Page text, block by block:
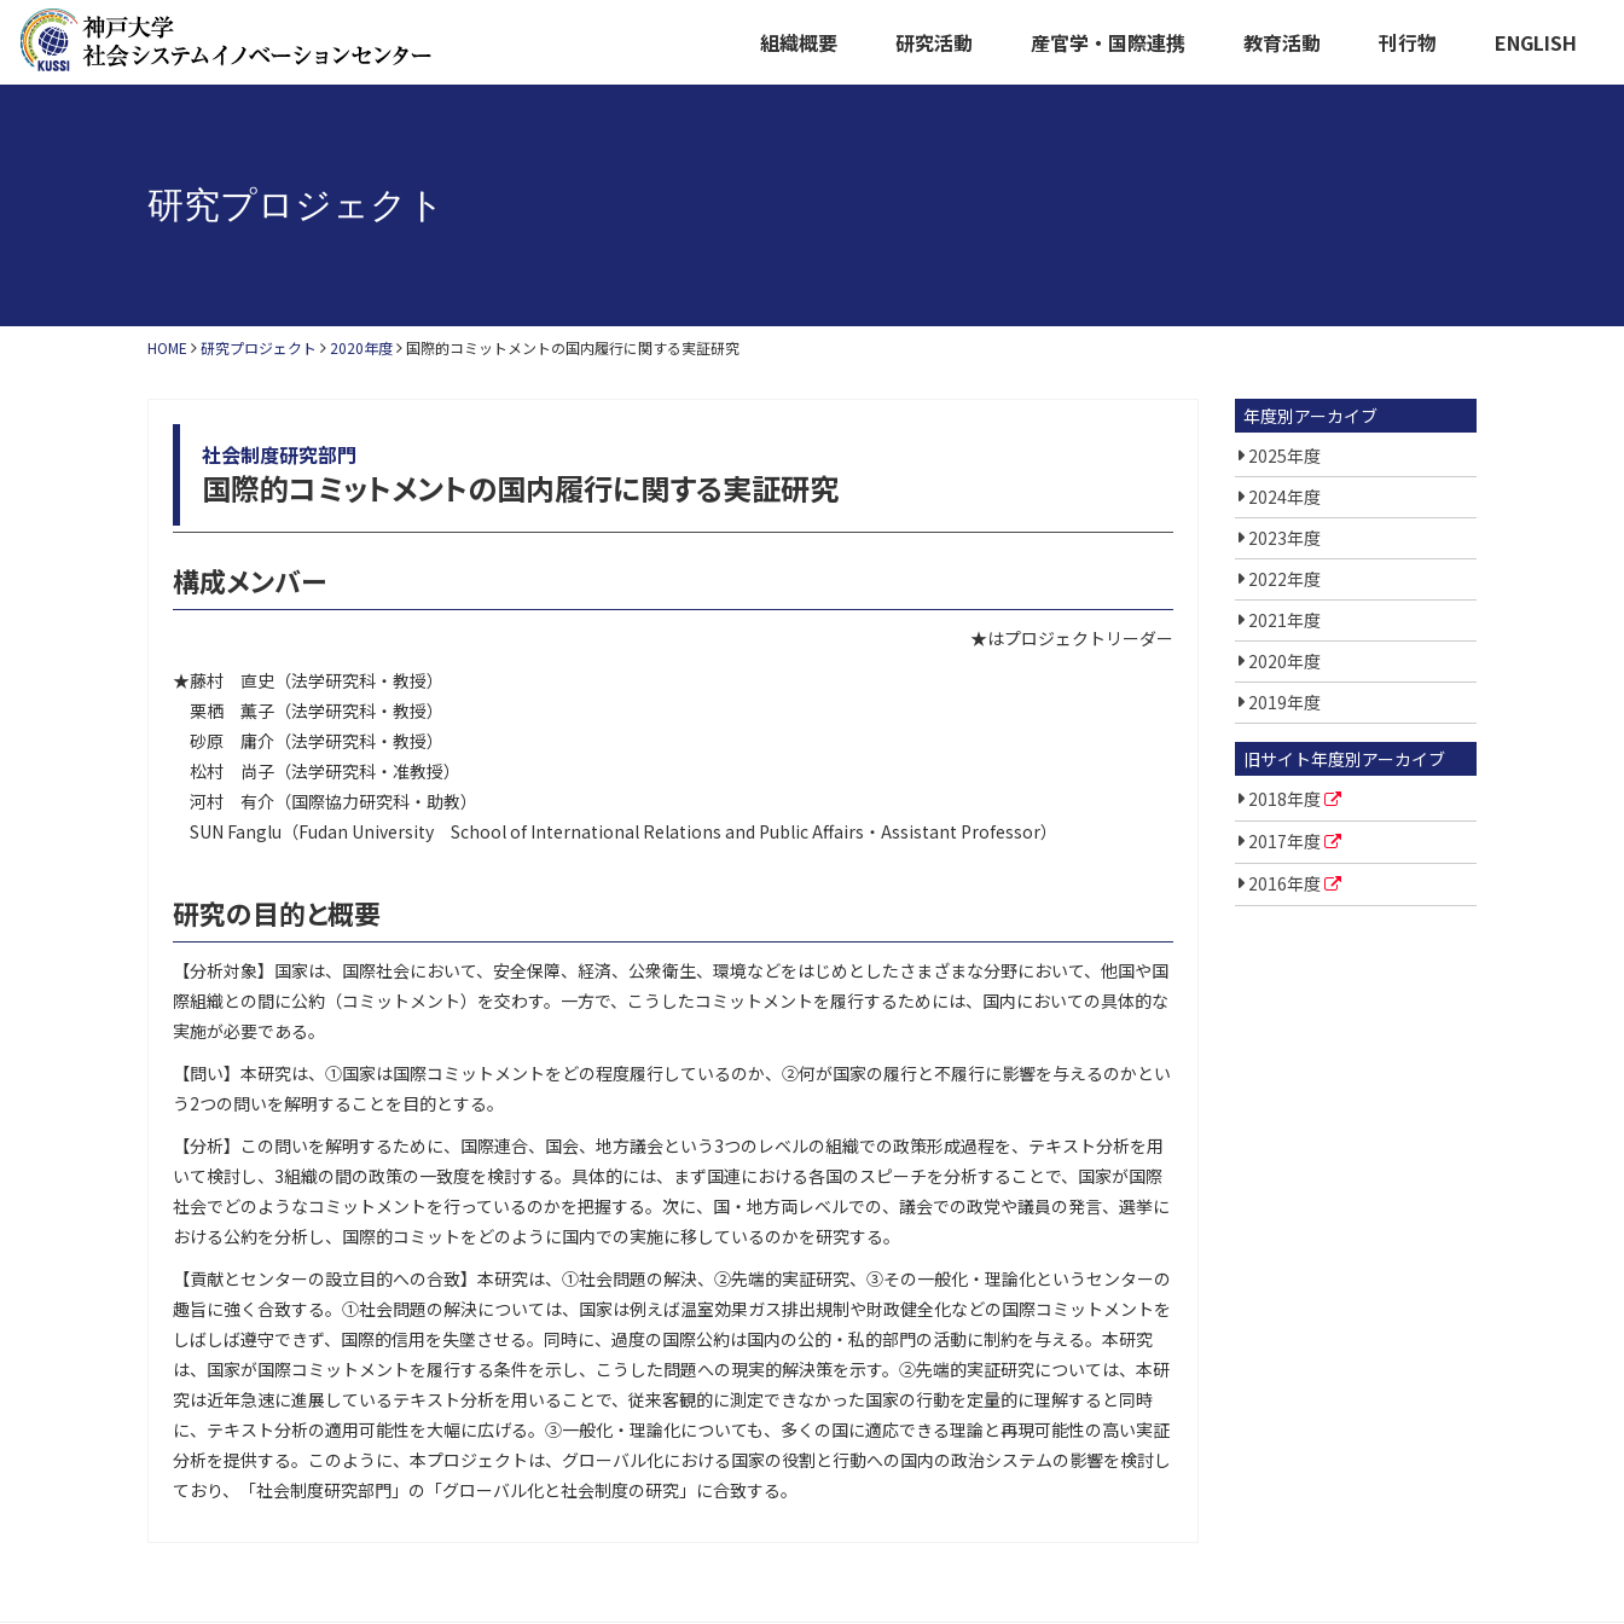
組織概要 研究活動 産官学・国際連携 教育活動 刊行物 ENGLISH
研究プロジェクト
HOME 研究プロジェクト 2020年度 国際的コミットメントの国内履行に関する実証研究
社会制度研究部門
国際的コミットメントの国内履行に関する実証研究
構成メンバー
★はプロジェクトリーダー
★藤村 直史（法学研究科・教授）
栗栖 薫子（法学研究科・教授）
砂原 庸介（法学研究科・教授）
松村 尚子（法学研究科・准教授）
河村 有介（国際協力研究科・助教）
SUN Fanglu（Fudan University School of International Relations and Public Affairs・Assistant Professor）
研究の目的と概要
【分析対象】国家は、国際社会において、安全保障、経済、公衆衛生、環境などをはじめとしたさまざまな分野において、他国や国
際組織との間に公約（コミットメント）を交わす。一方で、こうしたコミットメントを履行するためには、国内においての具体的な
実施が必要である。
【問い】本研究は、①国家は国際コミットメントをどの程度履行しているのか、②何が国家の履行と不履行に影響を与えるのかとい
う2つの問いを解明することを目的とする。
【分析】この問いを解明するために、国際連合、国会、地方議会という3つのレベルの組織での政策形成過程を、テキスト分析を用
いて検討し、3組織の間の政策の一致度を検討する。具体的には、まず国連における各国のスピーチを分析することで、国家が国際
社会でどのようなコミットメントを行っているのかを把握する。次に、国・地方両レベルでの、議会での政党や議員の発言、選挙に
おける公約を分析し、国際的コミットをどのように国内での実施に移しているのかを研究する。
【貢献とセンターの設立目的への合致】本研究は、①社会問題の解決、②先端的実証研究、③その一般化・理論化というセンターの
趣旨に強く合致する。①社会問題の解決については、国家は例えば温室効果ガス排出規制や財政健全化などの国際コミットメントを
しばしば遵守できず、国際的信用を失墜させる。同時に、過度の国際公約は国内の公的・私的部門の活動に制約を与える。本研究
は、国家が国際コミットメントを履行する条件を示し、こうした問題への現実的解決策を示す。②先端的実証研究については、本研
究は近年急速に進展しているテキスト分析を用いることで、従来客観的に測定できなかった国家の行動を定量的に理解すると同時
に、テキスト分析の適用可能性を大幅に広げる。③一般化・理論化についても、多くの国に適応できる理論と再現可能性の高い実証
分析を提供する。このように、本プロジェクトは、グローバル化における国家の役割と行動への国内の政治システムの影響を検討し
ており、「社会制度研究部門」の「グローバル化と社会制度の研究」に合致する。
年度別アーカイブ
2025年度
2024年度
2023年度
2022年度
2021年度
2020年度
2019年度
旧サイト年度別アーカイブ
2018年度
2017年度
2016年度